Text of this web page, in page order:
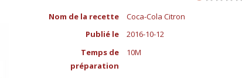
Nom de la recette
Coca-Cola Citron
Publié le
2016-10-12
Temps de
préparation
10M